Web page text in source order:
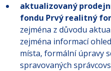
aktualizovaný
fondu Prvý realitný
zejména z důvodu
zejména informací
místa, formální úpravy
spravovaných